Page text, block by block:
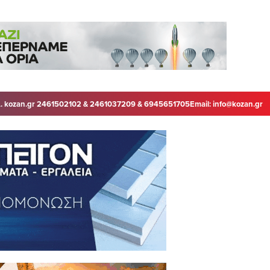
kozan.gr 2461502102 & 2461037209 & 6945651705Email:info@kozan.gr